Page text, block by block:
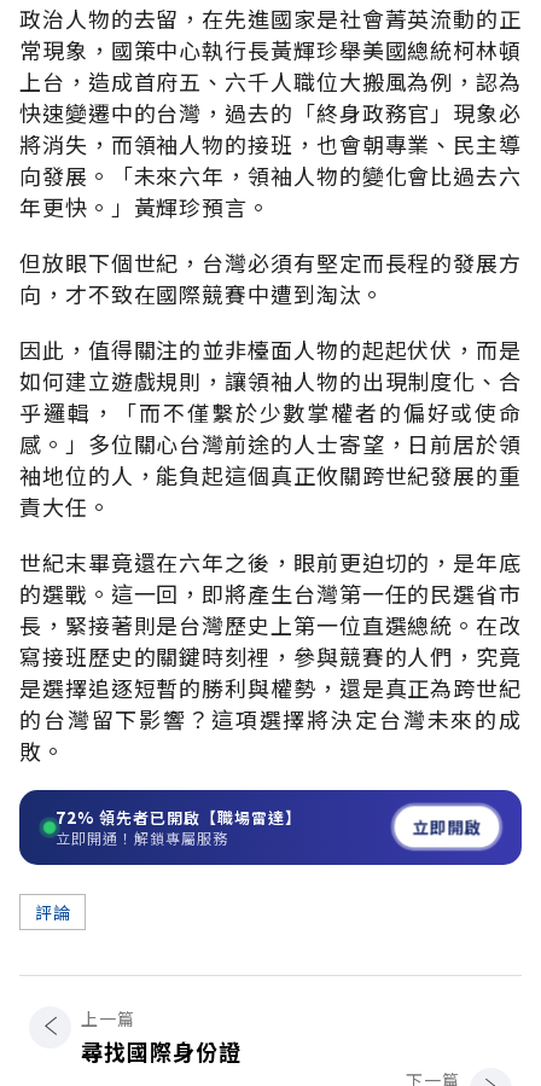
政治人物的去留，在先進國家是社會菁英流動的正
常現象，國策中心執行長黃輝珍舉美國總統柯林頓
上台，造成首府五、六千人職位大搬風為例，認為
快速變遷中的台灣，過去的「終身政務官」現象必
將消失，而領袖人物的接班，也會朝專業、民主導
向發展。「未來六年，領袖人物的變化會比過去六
年更快。」黃輝珍預言。
但放眼下個世紀，台灣必須有堅定而長程的發展方
向，才不致在國際競賽中遭到淘汰。
因此，值得關注的並非檯面人物的起起伏伏，而是
如何建立遊戲規則，讓領袖人物的出現制度化、合
乎邏輯，「而不僅繫於少數掌權者的偏好或使命
感。」多位關心台灣前途的人士寄望，日前居於領
袖地位的人，能負起這個真正攸關跨世紀發展的重
責大任。
世紀末畢竟還在六年之後，眼前更迫切的，是年底
的選戰。這一回，即將產生台灣第一任的民選省市
長，緊接著則是台灣歷史上第一位直選總統。在改
寫接班歷史的關鍵時刻裡，參與競賽的人們，究竟
是選擇追逐短暫的勝利與權勢，還是真正為跨世紀
的台灣留下影響？這項選擇將決定台灣未來的成
敗。
72% 領先者已開啟【職場雷達】
立即開通！解鎖專屬服務 立即開啟
評論
上一篇
尋找國際身份證
下一篇